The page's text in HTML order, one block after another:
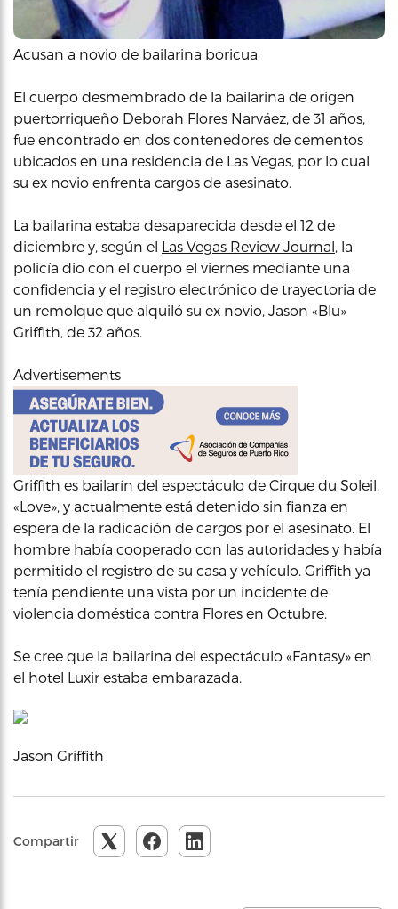
Acusan a novio de bailarina boricua
El cuerpo desmembrado de la bailarina de origen
puertorriqueño Deborah Flores Narváez, de 31 años,
fue encontrado en dos contenedores de cementos
ubicados en una residencia de Las Vegas, por lo cual
su ex novio enfrenta cargos de asesinato.
La bailarina estaba desaparecida desde el 12 de
diciembre y, según el Las Vegas Review Journal, la
policía dio con el cuerpo el viernes mediante una
confidencia y el registro electrónico de trayectoria de
un remolque que alquiló su ex novio, Jason «Blu»
Griffith, de 32 años.
Advertisements
Griffith es bailarín del espectáculo de Cirque du Soleil,
«Love», y actualmente está detenido sin fianza en
espera de la radicación de cargos por el asesinato. El
hombre había cooperado con las autoridades y había
permitido el registro de su casa y vehículo. Griffith ya
tenía pendiente una vista por un incidente de
violencia doméstica contra Flores en Octubre.
Se cree que la bailarina del espectáculo «Fantasy» en
el hotel Luxir estaba embarazada.
Jason Griffith
Compartir